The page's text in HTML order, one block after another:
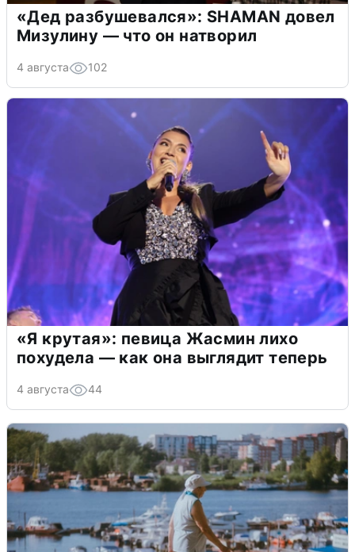
«Дед разбушевался»: SHAMAN довел
Мизулину — что он натворил
4 августа 102
«Я крутая»: певица Жасмин лихо
похудела — как она выглядит теперь
4 августа 44